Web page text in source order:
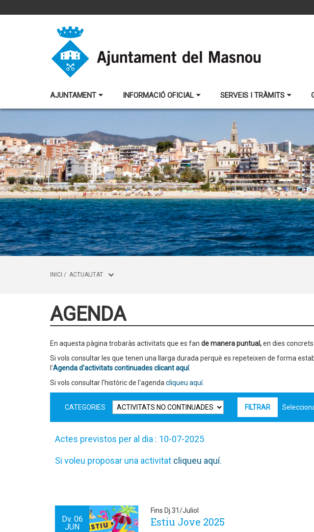
AJUNTAMENT INFORMACIÓ OFICIAL SERVEIS I TRÀMITS
INICI / ACTUALITAT
AGENDA
En aquesta pàgina trobaràs activitats que es fan de manera puntual,en dies
Si vols consultar les que tenen una llarga durada perquè es repeteixen de forma
l'Agenda d'activitats continuades clicant aquí.
Si vols consultar l'històric de l'agenda cliqueu aquí.
CATEGORIES
Actes previstos per al dia : 10-07-2025
Si voleu proposar una activitat cliqueu aquí.
Dv. 06
JUN
Fins Dj.31/Juliol
Estiu Jove 2025